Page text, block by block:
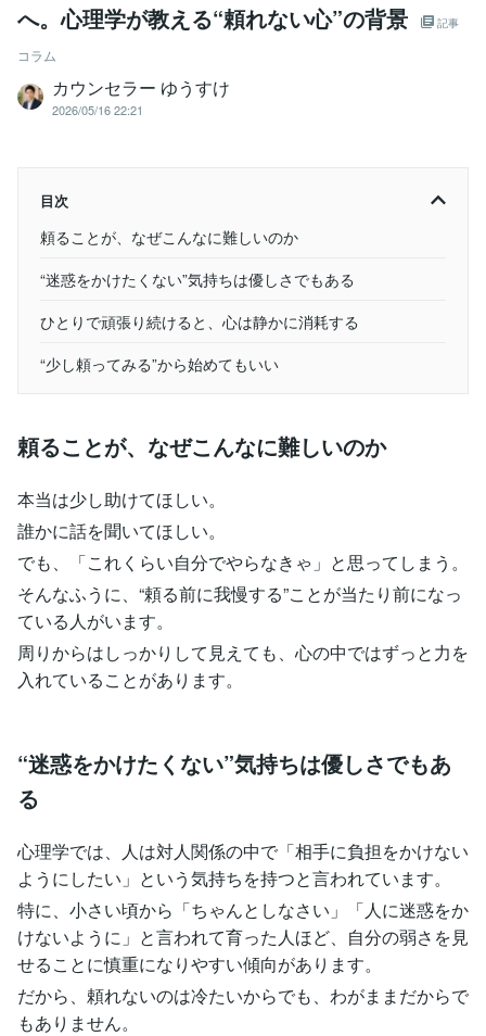
へ。心理学が教える“頼れない心”の背景
記事
コラム
カウンセラー ゆうすけ
2026/05/16 22:21
目次
頼ることが、なぜこんなに難しいのか
“迷惑をかけたくない”気持ちは優しさでもある
ひとりで頑張り続けると、心は静かに消耗する
“少し頼ってみる”から始めてもいい
頼ることが、なぜこんなに難しいのか
本当は少し助けてほしい。
誰かに話を聞いてほしい。
でも、「これくらい自分でやらなきゃ」と思ってしまう。
そんなふうに、“頼る前に我慢する”ことが当たり前になっ
ている人がいます。
周りからはしっかりして見えても、心の中ではずっと力を
入れていることがあります。
“迷惑をかけたくない”気持ちは優しさでもあ
る
心理学では、人は対人関係の中で「相手に負担をかけない
ようにしたい」という気持ちを持つと言われています。
特に、小さい頃から「ちゃんとしなさい」「人に迷惑をか
けないように」と言われて育った人ほど、自分の弱さを見
せることに慎重になりやすい傾向があります。
だから、頼れないのは冷たいからでも、わがままだからで
もありません。